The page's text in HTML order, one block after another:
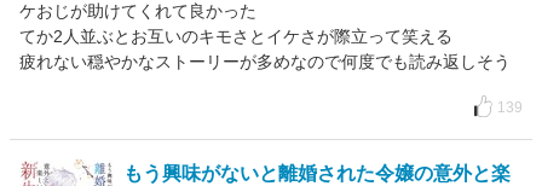
ケおじが助けてくれて良かった
てか2人並ぶとお互いのキモさとイケさが際立って笑える
疲れない穏やかなストーリーが多めなので何度でも読み返しそう
139
もう興味がないと離婚された令嬢の意外と楽